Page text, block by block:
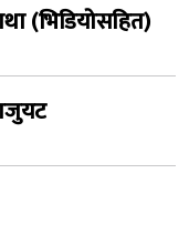
(भिडियोसहित)